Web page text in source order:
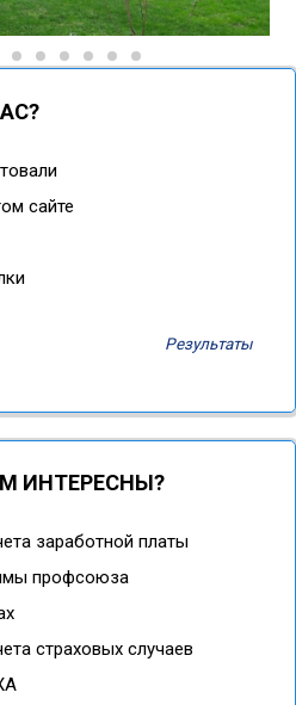
сайте
Результаты
ИНТЕРЕСНЫ?
заработной платы
профсоюза
страховых случаев